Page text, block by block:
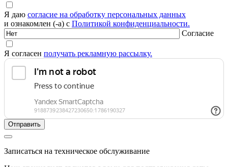
Я даю согласие на обработку персональных данных
и ознакомлен (-а) с Политикой конфиденциальности.
Согласие
Я согласен получать рекламную рассылку.
Записаться на техническое обслуживание